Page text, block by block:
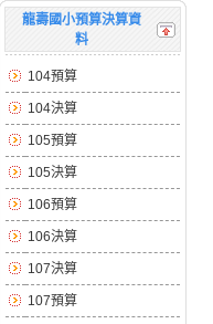
龍壽國小預算決算資
料
104預算
104決算
105預算
105決算
106預算
106決算
107決算
107預算